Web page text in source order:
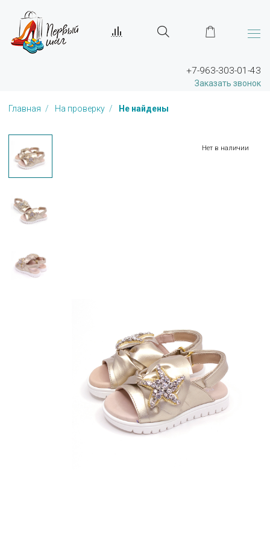
+7-963-303-01-43
Заказать звонок
Главная На проверку Не найдены
Нет в наличии